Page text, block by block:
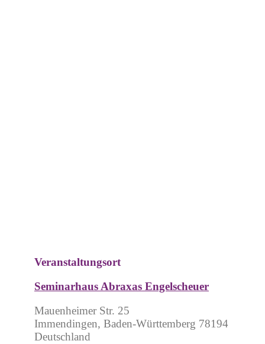
Veranstaltungsort
Seminarhaus Abraxas Engelscheuer
Mauenheimer Str. 25
Immendingen, Baden-Württemberg 78194
Deutschland